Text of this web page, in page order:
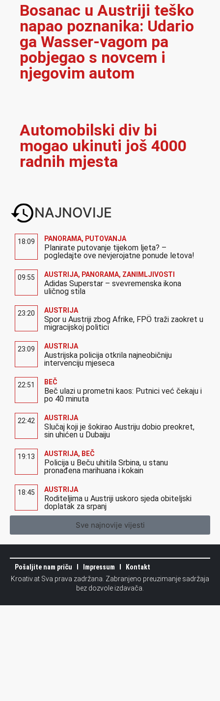
Bosanac u Austriji teško
napao poznanika: Udario
ga Wasser-vagom pa
pobjegao s novcem i
njegovim autom
Automobilski div bi
mogao ukinuti još 4000
radnih mjesta
NAJNOVIJE
18:09 PANORAMA, PUTOVANJA
Planirate putovanje tijekom ljeta? –
pogledajte ove nevjerojatne ponude letova!
09:55 AUSTRIJA, PANORAMA, ZANIMLJIVOSTI
Adidas Superstar – svevremenska ikona
uličnog stila
23:20 AUSTRIJA
Spor u Austriji zbog Afrike, FPÖ traži zaokret u
migracijskoj politici
23:09 AUSTRIJA
Austrijska policija otkrila najneobičniju
intervenciju mjeseca
22:51 BEČ
Beč ulazi u prometni kaos: Putnici već čekaju i
po 40 minuta
22:42 AUSTRIJA
Slučaj koji je šokirao Austriju dobio preokret,
sin uhićen u Dubaiju
19:13 AUSTRIJA, BEČ
Policija u Beču uhitila Srbina, u stanu
pronađena marihuana i kokain
18:45 AUSTRIJA
Roditeljima u Austriji uskoro sjeda obiteljski
doplatak za srpanj
Sve najnovije vijesti
Pošaljite nam priču Impressum
Kontakt
Kroativ.at Sva prava zadržana. Zabranjeno preuzimanje sadržaja
bez dozvole izdavača.